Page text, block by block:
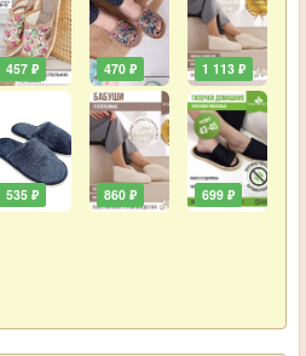
457 ₽
535 ₽
470 ₽
860 ₽
1 113 ₽
699 ₽